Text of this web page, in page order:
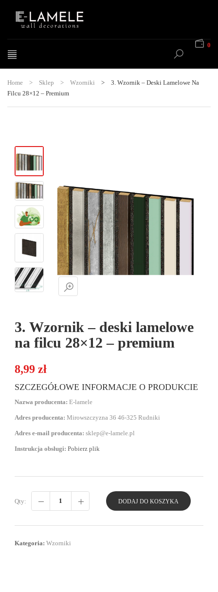
0
Home > Sklep > Wzorniki >
3. Wzornik – Deski Lamelowe Na
Filcu 28×12 – Premium
3. Wzornik – deski lamelowe
na filcu 28×12 – premium
8,99 zł
SZCZEGÓŁOWE INFORMACJE O PRODUKCIE
Nazwa producenta: E-lamele
Adres producenta: Mirowszczyzna 36 46-325 Rudniki
Adres e-mail producenta: sklep@e-lamele.pl
Instrukcja obsługi: Pobierz plik
Qty: DODAJ DO KOSZYKA
Kategoria: Wzorniki